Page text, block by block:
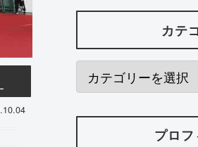
カテ
プロ